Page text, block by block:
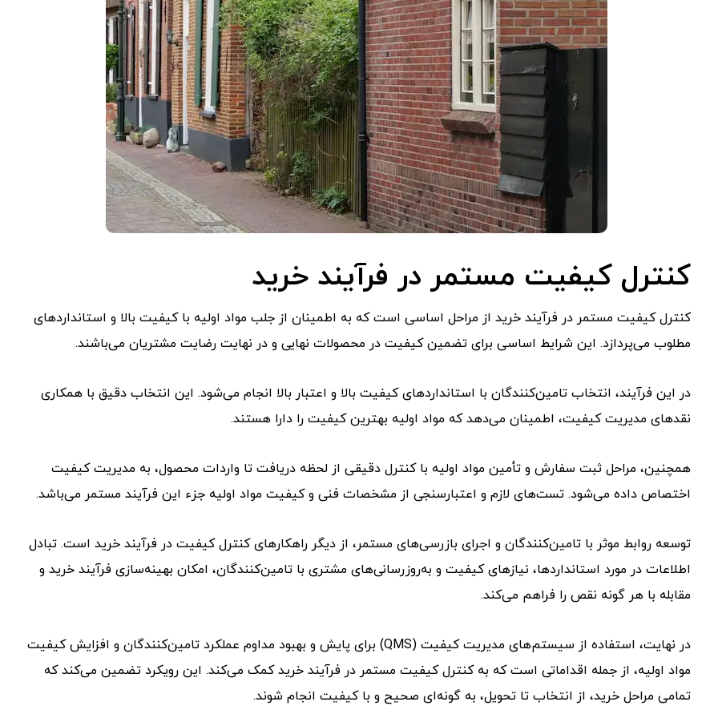
کنترل کیفیت مستمر در فرآیند خرید
کنترل کیفیت مستمر در فرآیند خرید از مراحل اساسی است که به اطمینان از جلب مواد اولیه با کیفیت بالا و استانداردهای
مطلوب می‌پردازد. این شرایط اساسی برای تضمین کیفیت در محصولات نهایی و در نهایت رضایت مشتریان می‌باشند.
در این فرآیند، انتخاب تامین‌کنندگان با استانداردهای کیفیت بالا و اعتبار بالا انجام می‌شود. این انتخاب دقیق با همکاری
نقدهای مدیریت کیفیت، اطمینان می‌دهد که مواد اولیه بهترین کیفیت را دارا هستند.
همچنین، مراحل ثبت سفارش و تأمین مواد اولیه با کنترل دقیقی از لحظه دریافت تا واردات محصول، به مدیریت کیفیت
اختصاص داده می‌شود. تست‌های لازم و اعتبارسنجی از مشخصات فنی و کیفیت مواد اولیه جزء این فرآیند مستمر می‌باشد.
توسعه روابط موثر با تامین‌کنندگان و اجرای بازرسی‌های مستمر، از دیگر راهکارهای کنترل کیفیت در فرآیند خرید است. تبادل
اطلاعات در مورد استانداردها، نیازهای کیفیت و به‌روزرسانی‌های مشتری با تامین‌کنندگان، امکان بهینه‌سازی فرآیند خرید و
مقابله با هر گونه نقص را فراهم می‌کند.
در نهایت، استفاده از سیستم‌های مدیریت کیفیت (QMS) برای پایش و بهبود مداوم عملکرد تامین‌کنندگان و افزایش کیفیت
مواد اولیه، از جمله اقداماتی است که به کنترل کیفیت مستمر در فرآیند خرید کمک می‌کند. این رویکرد تضمین می‌کند که
تمامی مراحل خرید، از انتخاب تا تحویل، به گونه‌ای صحیح و با کیفیت انجام شوند.